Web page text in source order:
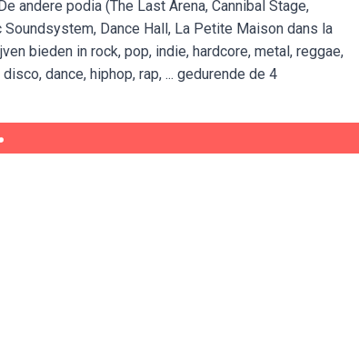
andere podia (The Last Arena, Cannibal Stage,
Dance Hall, La Petite Maison dans la
bieden in rock, pop, indie, hardcore, metal, reggae,
dance, hiphop, rap, ... gedurende de 4